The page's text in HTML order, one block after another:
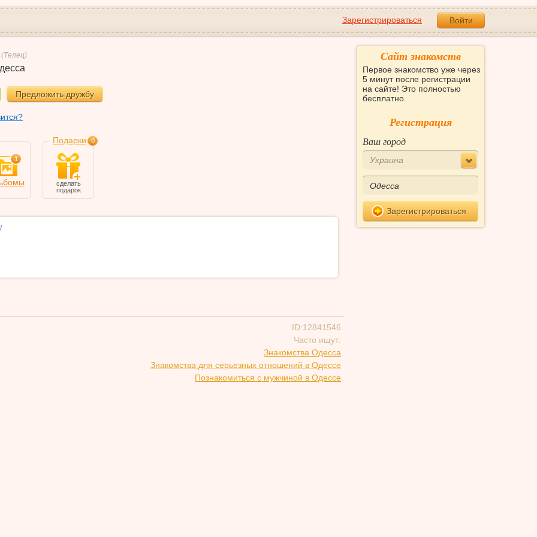
Зарегистрироваться Войти
(Телец)
Предложить дружбу
1
Подарки 0
сделать
подарок
ID:12841546
Часто ищут:
Знакомства Одесса
Знакомства для серьезных отношений в Одессе
Познакомиться с мужчиной в Одессе
Сайт знакомств
Первое знакомство уже через
5 минут после регистрации
на сайте! Это полностью
бесплатно.
Регистрация
Ваш город
Украина
Зарегистрироваться